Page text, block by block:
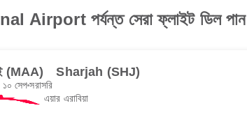
Airport পর্যন্ত সেরা ফ্লাইট ডিল পান
(MAA) Sharjah (SHJ)
১০ সেপসরাসরি
এয়ার এরাবিয়া